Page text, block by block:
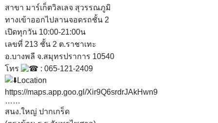
สาขา มาร์เก็ตวิลเลจ สุวรรณภูมิ
ทางเข้าออกไปลานจอดรถชั้น 2
เปิดทุกวัน 10:00-21:00น
เลขที่ 213 ชั้น 2 ต.ราชาเทะ
อ.บางพลี จ.สมุทรปราการ 10540
โทร
: 065-121-2409
Location
https://maps.app.goo.gl/Xir9Q6srdrJAkHwn9
……
สนง.ใหญ่ ปากเกร็ด